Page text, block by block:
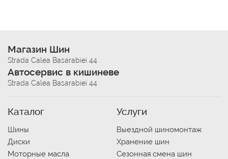
Магазин Шин
Strada Calea Basarabiei 44
Автосервис в кишиневе
Strada Calea Basarabiei 44
Каталог
Шины
Диски
Моторные масла
Услуги
Выездной шиномонтаж
Хранение шин
Сезонная смена шин